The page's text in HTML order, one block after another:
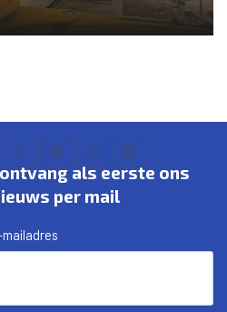
als eerste ons
per mail